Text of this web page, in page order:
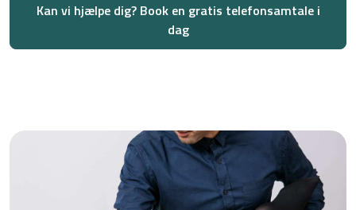
Kan vi hjælpe dig? Book en gratis telefonsamtale i
dag